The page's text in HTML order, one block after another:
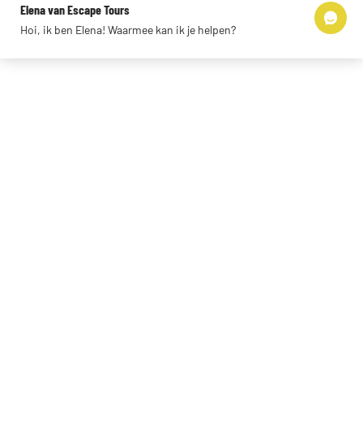
Links
© 2026 Escape Tours
Elena van Escape Tours
Hoi, ik ben Elena! Waarmee kan ik je helpen?